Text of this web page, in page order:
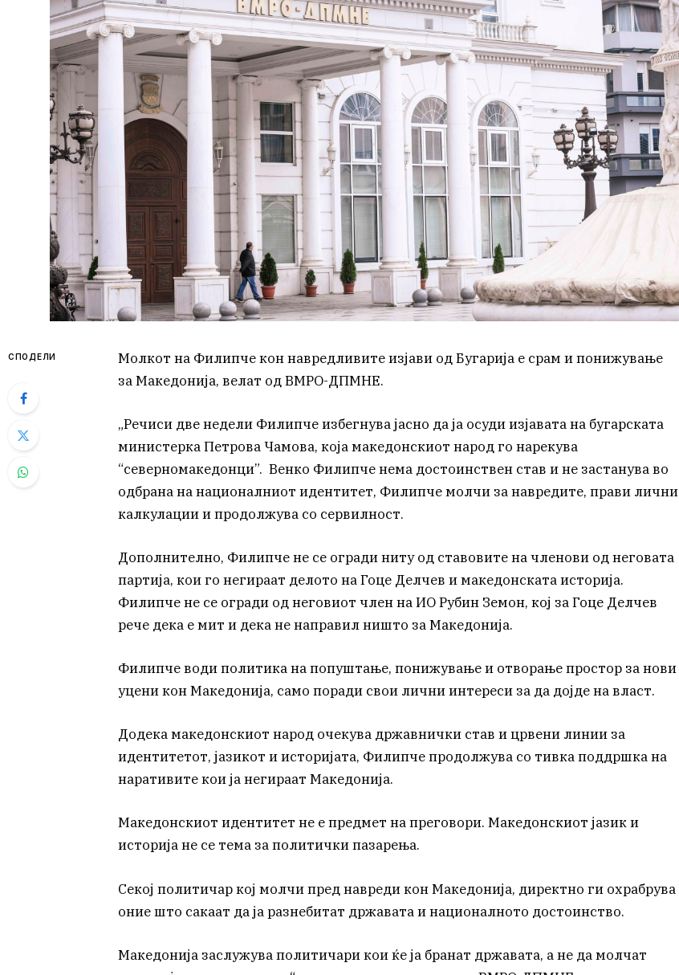
СПОДЕЛИ
Молкот на Филипче кон навредливите изјави од Бугарија е срам и понижување
за Македонија, велат од ВМРО-ДПМНЕ.
„Речиси две недели Филипче избегнува јасно да ја осуди изјавата на бугарската
министерка Петрова Чамова, која македонскиот народ го нарекува
“северномакедонци”. Венко Филипче нема достоинствен став и не застанува во
одбрана на националниот идентитет, Филипче молчи за навредите, прави лични
калкулации и продолжува со сервилност.
Дополнително, Филипче не се огради ниту од ставовите на членови од неговата
партија, кои го негираат делото на Гоце Делчев и македонската историја.
Филипче не се огради од неговиот член на ИО Рубин Земон, кој за Гоце Делчев
рече дека е мит и дека не направил ништо за Македонија.
Филипче води политика на попуштање, понижување и отворање простор за нови
уцени кон Македонија, само поради свои лични интереси за да дојде на власт.
Додека македонскиот народ очекува државнички став и црвени линии за
идентитетот, јазикот и историјата, Филипче продолжува со тивка поддршка на
наративите кои ја негираат Македонија.
Македонскиот идентитет не е предмет на преговори. Македонскиот јазик и
историја не се тема за политички пазарења.
Секој политичар кој молчи пред навреди кон Македонија, директно ги охрабрува
оние што сакаат да ја разнебитат државата и националното достоинство.
Македонија заслужува политичари кои ќе ја бранат државата, а не да молчат